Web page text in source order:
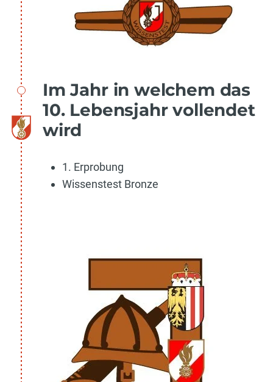
Im Jahr in welchem das
10. Lebensjahr vollendet
wird
1. Erprobung
Wissenstest Bronze